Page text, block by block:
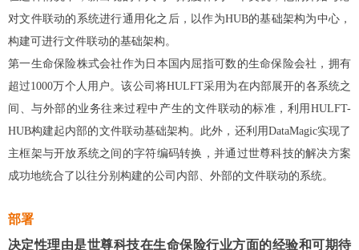
对文件联动的系统进行通用化之后，以作为HUB的基础架构为中心，
构建可进行文件联动的基础架构。
第一生命保险株式会社作为日本国内屈指可数的生命保险会社，拥有
超过1000万个人用户。该公司将HULFT采用为在内部展开的各系统之
间、与外部的业务往来过程中产生的文件联动的标准，利用HULFT-
HUB构建起内部的文件联动基础架构。此外，还利用DataMagic实现了
主框架与开放系统之间的字符编码转换，并通过世尊科技的解决方案
成功地统合了以往分别构建的公司内部、外部的文件联动的系统。
部署
决定性理由是世尊科技在生命保险行业方面的经验和可期待